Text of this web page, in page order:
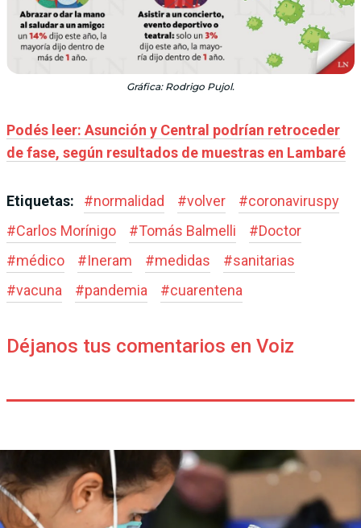
Gráfica: Rodrigo Pujol.
Podés leer: Asunción y Central podrían retroceder
de fase, según resultados de muestras en Lambaré
Etiquetas: #normalidad #volver #coronaviruspy
#Carlos Morínigo #Tomás Balmelli #Doctor
#médico #Ineram #medidas #sanitarias
#vacuna #pandemia #cuarentena
Déjanos tus comentarios en Voiz